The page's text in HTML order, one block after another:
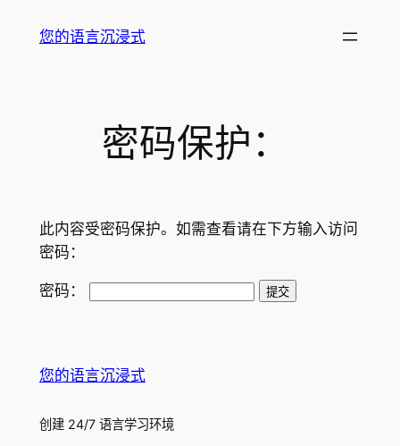
您的语言沉浸式
密码保护：
此内容受密码保护。如需查看请在下方输入访问
密码：
密码：
您的语言沉浸式
创建 24/7 语言学习环境